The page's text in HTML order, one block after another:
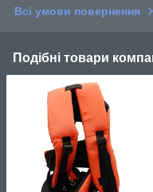
Всі умови повернення
Подібні товари